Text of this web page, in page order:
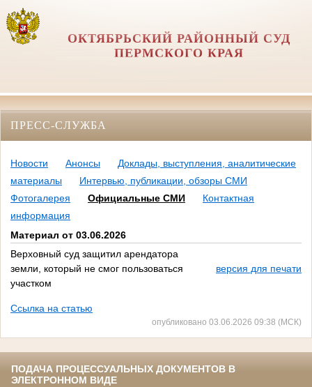
ОКТЯБРЬСКИЙ РАЙОННЫЙ СУД
ПЕРМСКОГО КРАЯ
ПРЕСС-СЛУЖБА
Новости Анонсы
Доклады, выступления, аналитические
материалы
Интервью, публикации, обзоры СМИ
Фотогалерея
Официальные СМИ
Контактная
информация
Материал от 03.06.2026
Верховный суд защитил арендатора
земли, который не смог пользоваться
участком
версия для печати
Ссылка на статью
опубликовано 03.06.2026 09:38 (МСК)
ПОДАЧА ПРОЦЕССУАЛЬНЫХ ДОКУМЕНТОВ В
ЭЛЕКТРОННОМ ВИДЕ